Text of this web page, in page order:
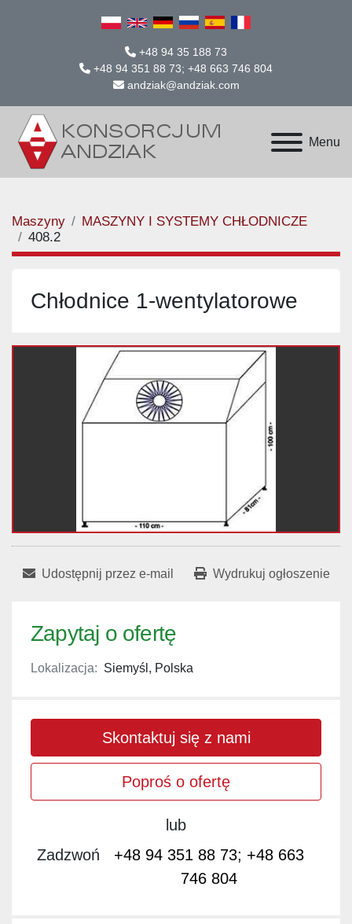
+48 94 35 188 73
+48 94 351 88 73; +48 663 746 804
andziak@andziak.com
Menu
Maszyny
MASZYNY I SYSTEMY CHŁODNICZE
408.2
Chłodnice 1-wentylatorowe
Udostępnij przez e-mail Wydrukuj ogłoszenie
Zapytaj o ofertę
Lokalizacja: Siemyśl, Polska
Skontaktuj się z nami
Poproś o ofertę
lub
Zadzwoń
+48 94 351 88 73; +48 663
746 804